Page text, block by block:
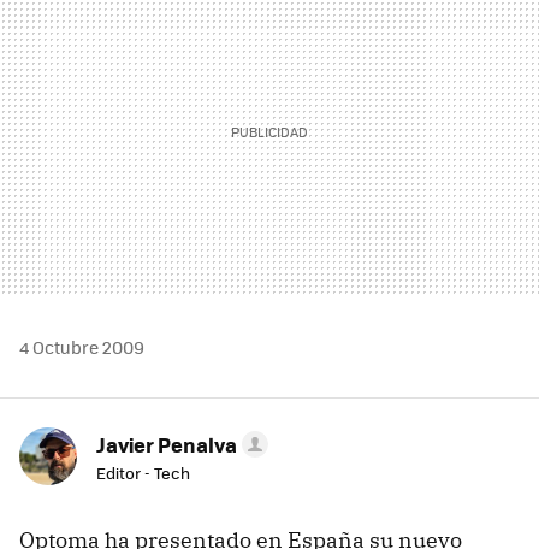
4 Octubre 2009
Javier Penalva
Editor - Tech
Optoma ha presentado en España su nuevo